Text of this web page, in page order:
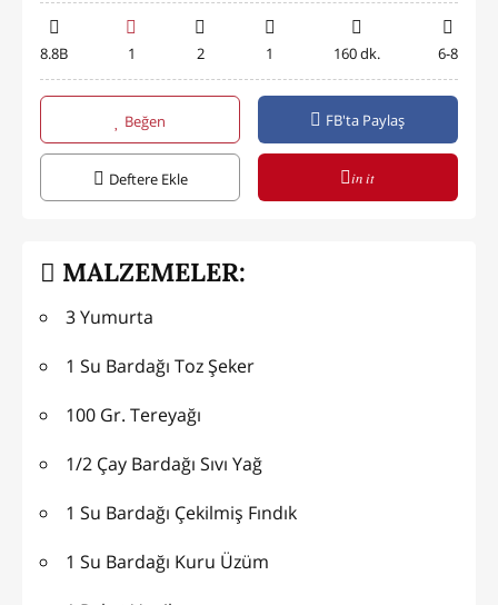
8.8B 1 2 1 160 dk. 6-8
Beğen FB'ta Paylaş
Deftere Ekle in it
MALZEMELER:
3 Yumurta
1 Su Bardağı Toz Şeker
100 Gr. Tereyağı
1/2 Çay Bardağı Sıvı Yağ
1 Su Bardağı Çekilmiş Fındık
1 Su Bardağı Kuru Üzüm